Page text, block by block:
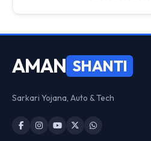
AMAN SHANTI
Sarkari Yojana, Auto & Tech